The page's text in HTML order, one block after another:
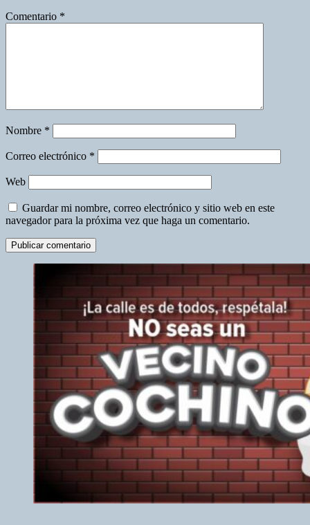
Comentario *
Nombre *
Correo electrónico *
Web
Guardar mi nombre, correo electrónico y sitio web en este
navegador para la próxima vez que haga un comentario.